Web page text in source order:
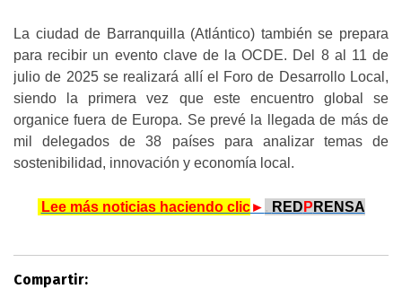
La ciudad de Barranquilla (Atlántico) también se prepara
para recibir un evento clave de la OCDE. Del 8 al 11 de
julio de 2025 se realizará allí el Foro de Desarrollo Local,
siendo la primera vez que este encuentro global se
organice fuera de Europa. Se prevé la llegada de más de
mil delegados de 38 países para analizar temas de
sostenibilidad, innovación y economía local.
Lee más noticias haciendo clic► RED P RENSA
Compartir: